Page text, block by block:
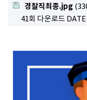
경찰직최종.jpg
41회 다운로드